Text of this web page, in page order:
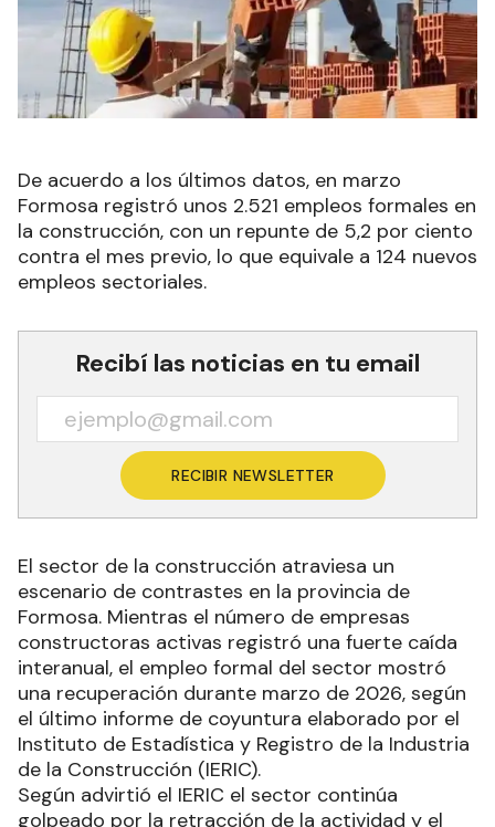
De acuerdo a los últimos datos, en marzo
Formosa registró unos 2.521 empleos formales en
la construcción, con un repunte de 5,2 por ciento
contra el mes previo, lo que equivale a 124 nuevos
empleos sectoriales.
Recibí las noticias en tu email
RECIBIR NEWSLETTER
El sector de la construcción atraviesa un
escenario de contrastes en la provincia de
Formosa. Mientras el número de empresas
constructoras activas registró una fuerte caída
interanual, el empleo formal del sector mostró
una recuperación durante marzo de 2026, según
el último informe de coyuntura elaborado por el
Instituto de Estadística y Registro de la Industria
de la Construcción (IERIC).
Según advirtió el IERIC el sector continúa
golpeado por la retracción de la actividad y el